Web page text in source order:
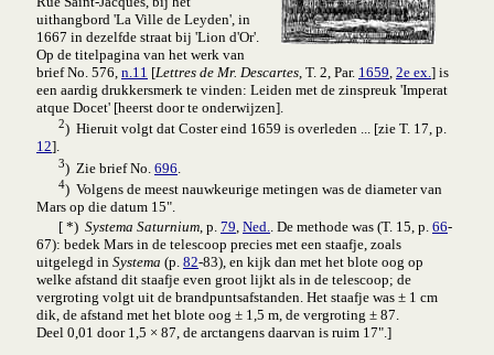
uithangbord 'La Ville de Leyden', in
1667 in dezelfde straat bij 'Lion d'Or'.
Op de titelpagina van het werk van
brief No. 576, n.11 [Lettres de Mr. Descartes, T. 2, Par. 1659, 2e ex.] is
een aardig drukkersmerk te vinden: Leiden met de zinspreuk 'Imperat
atque Docet' [heerst door te onderwijzen].
2) Hieruit volgt dat Coster eind 1659 is overleden ... [zie T. 17, p.
12].
3) Zie brief No. 696
4) Volgens de meest nauwkeurige metingen was de diameter van
Mars op die datum 15".
[ *) Systema Saturnium, p. 79, Ned.. De methode was (T. 15, p. 66-
67): bedek Mars in de telescoop precies met een staafje, zoals
uitgelegd in Systema (p. 82-83), en kijk dan met het blote oog op
welke afstand dit staafje even groot lijkt als in de telescoop; de
vergroting volgt uit de brandpunts­afstanden. Het staafje was ± 1 cm
dik, de afstand met het blote oog ± 1,5 m, de vergroting ± 87.
Deel 0,01 door 1,5 × 87, de arctangens daarvan is ruim 17".]